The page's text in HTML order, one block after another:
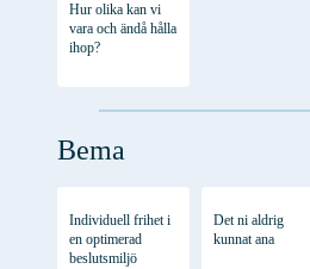
Hur olika kan vi
vara och ändå hålla
ihop?
Bema
Individuell frihet i
en optimerad
beslutsmiljö
Det ni aldrig
kunnat ana